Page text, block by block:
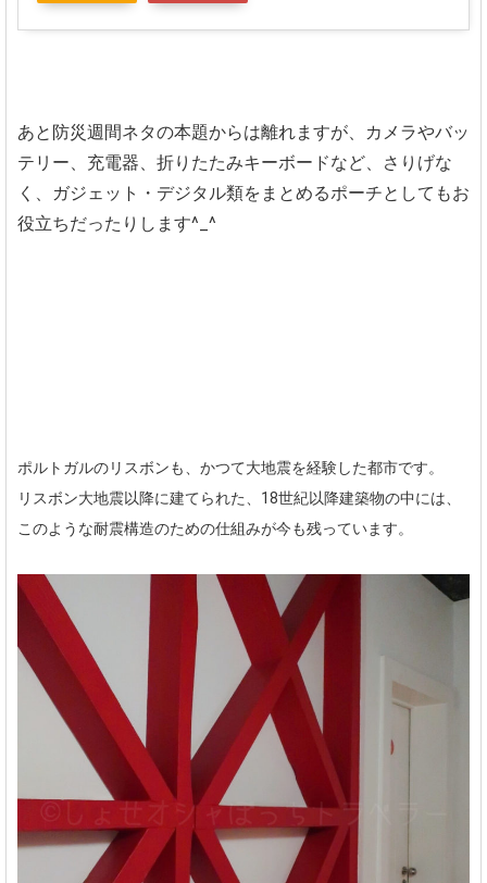
あと防災週間ネタの本題からは離れますが、カメラやバッ
テリー、充電器、折りたたみキーボードなど、さりげな
く、ガジェット・デジタル類をまとめるポーチとしてもお
役立ちだったりします^_^
ポルトガルのリスボンも、かつて大地震を経験した都市です。
リスボン大地震以降に建てられた、18世紀以降建築物の中には、
このような耐震構造のための仕組みが今も残っています。